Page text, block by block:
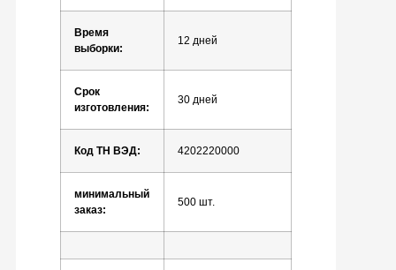
Время
выборки:
12 дней
Срок
изготовления:
30 дней
Код ТН ВЭД: 4202220000
минимальный
заказ:
500 шт.